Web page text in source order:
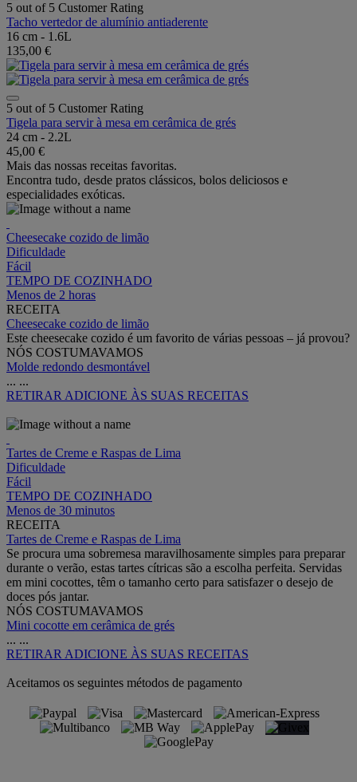
5 out of 5 Customer Rating
Tacho vertedor de alumínio antiaderente
16 cm - 1.6L
135,00 €
5 out of 5 Customer Rating
Tigela para servir à mesa em cerâmica de grés
24 cm - 2.2L
45,00 €
Mais das nossas receitas favoritas.
Encontra tudo, desde pratos clássicos, bolos deliciosos e
especialidades exóticas.
Cheesecake cozido de limão
Dificuldade
Fácil
TEMPO DE COZINHADO
Menos de 2 horas
RECEITA
Cheesecake cozido de limão
Este cheesecake cozido é um favorito de várias pessoas – já provou?
NÓS COSTUMAVAMOS
Molde redondo desmontável
... ...
RETIRAR ADICIONE ÀS SUAS RECEITAS
Tartes de Creme e Raspas de Lima
Dificuldade
Fácil
TEMPO DE COZINHADO
Menos de 30 minutos
RECEITA
Tartes de Creme e Raspas de Lima
Se procura uma sobremesa maravilhosamente simples para preparar
durante o verão, estas tartes cítricas são a escolha perfeita. Servidas
em mini cocottes, têm o tamanho certo para satisfazer o desejo de
doces pós jantar.
NÓS COSTUMAVAMOS
Mini cocotte em cerâmica de grés
... ...
RETIRAR ADICIONE ÀS SUAS RECEITAS
Aceitamos os seguintes métodos de pagamento